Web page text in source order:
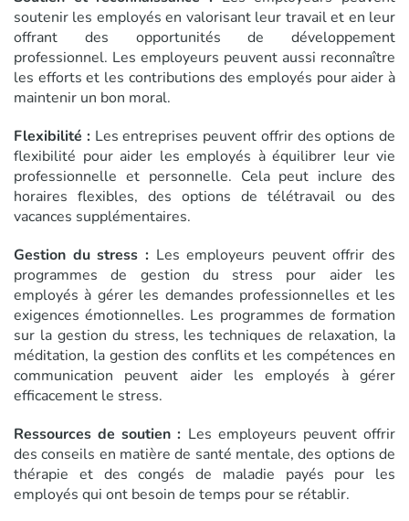
soutenir les employés en valorisant leur travail et en leur
offrant des opportunités de développement
professionnel. Les employeurs peuvent aussi reconnaître
les efforts et les contributions des employés pour aider à
maintenir un bon moral.
Flexibilité :Les entreprises peuvent offrir des options de
flexibilité pour aider les employés à équilibrer leur vie
professionnelle et personnelle. Cela peut inclure des
horaires flexibles, des options de télétravail ou des
vacances supplémentaires.
Gestion du stress :Les employeurs peuvent offrir des
programmes de gestion du stress pour aider les
employés à gérer les demandes professionnelles et les
exigences émotionnelles. Les programmes de formation
sur la gestion du stress, les techniques de relaxation, la
méditation, la gestion des conflits et les compétences en
communication peuvent aider les employés à gérer
efficacement le stress.
Ressources de soutien : Les employeurs peuvent offrir
des conseils en matière de santé mentale, des options de
thérapie et des congés de maladie payés pour les
employés qui ont besoin de temps pour se rétablir.